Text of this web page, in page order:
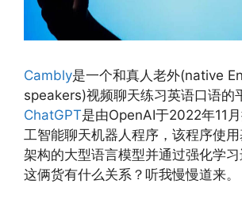
Cambly是一个和真人老外(native
speakers)视频聊天练习英语口语的
ChatGPT是由OpenAI于2022年11
工智能聊天机器人程序，该程序使
架构的大型语言模型并通过强化学习
这俩货有什么关系？听我慢慢道来。